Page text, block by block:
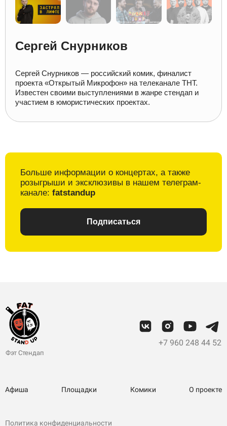
Сергей Снурников
Сергей Снурников — российский комик, финалист
проекта «Открытый Микрофон» на телеканале ТНТ.
Известен своими выступлениями в жанре стендап и
участием в юмористических проектах.
Больше информации о концертах, а также
розыгрыши и эксклюзивы в нашем телеграм-
канале: fatstandup
Подписаться
Фэт Стендап
+7 960 248 44 52
Афиша Площадки Комики О проекте
Политика конфиденциальности